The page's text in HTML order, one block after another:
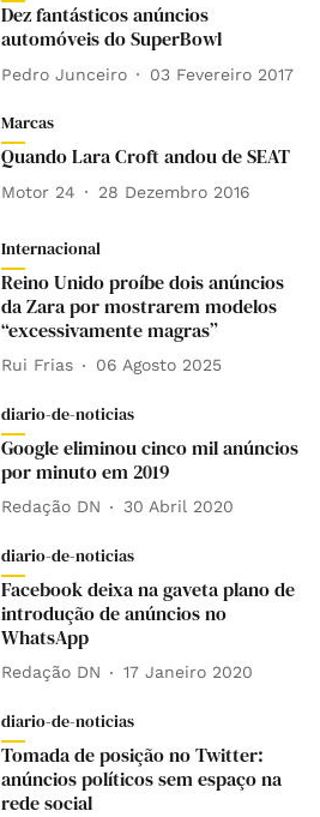
Dez fantásticos anúncios
automóveis do SuperBowl
Pedro Junceiro 03 Fevereiro 2017
Marcas
Quando Lara Croft andou de SEAT
Motor 24 28 Dezembro 2016
Internacional
Reino Unido proíbe dois anúncios
da Zara por mostrarem modelos
“excessivamente magras”
Rui Frias 06 Agosto 2025
diario-de-noticias
Google eliminou cinco mil anúncios
por minuto em 2019
Redação DN 30 Abril 2020
diario-de-noticias
Facebook deixa na gaveta plano de
introdução de anúncios no
WhatsApp
Redação DN 17 Janeiro 2020
diario-de-noticias
Tomada de posição no Twitter:
anúncios políticos sem espaço na
rede social